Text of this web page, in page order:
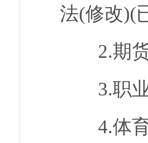
法(修改)(
2.期
3.职
4.体